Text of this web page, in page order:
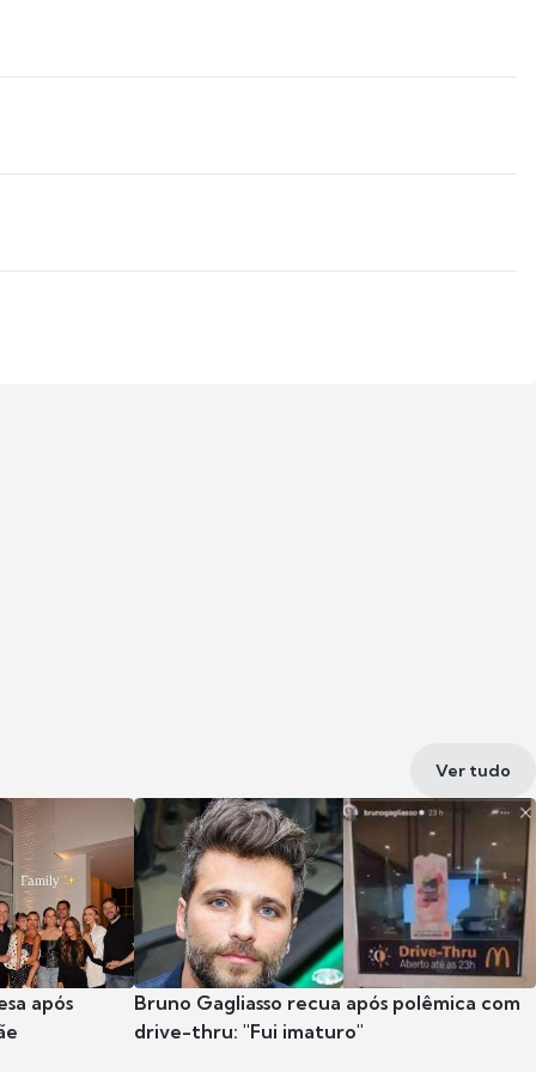
Ver tudo
após
Bruno Gagliasso recua após polêmica com
drive-thru: "Fui imaturo"